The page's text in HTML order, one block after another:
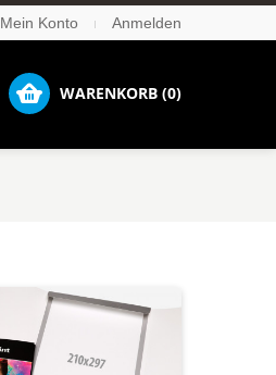
Mein Konto Anmelden
WARENKORB (0)